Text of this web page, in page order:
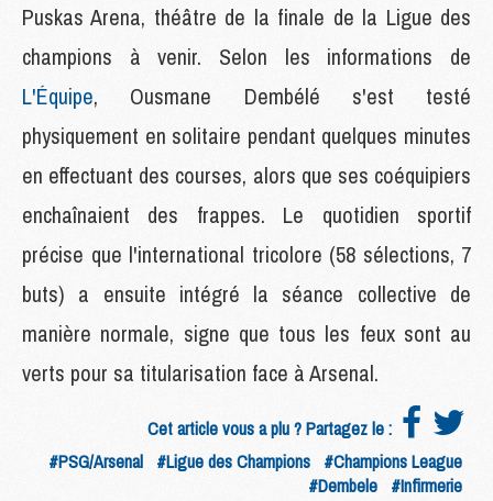
Puskas Arena, théâtre de la finale de la Ligue des
champions à venir. Selon les informations de
L'Équipe, Ousmane Dembélé s'est testé
physiquement en solitaire pendant quelques minutes
en effectuant des courses, alors que ses coéquipiers
enchaînaient des frappes. Le quotidien sportif
précise que l'international tricolore (58 sélections, 7
buts) a ensuite intégré la séance collective de
manière normale, signe que tous les feux sont au
verts pour sa titularisation face à Arsenal.
Cet article vous a plu ? Partagez le :
#PSG/Arsenal #Ligue des Champions #Champions League
#Dembele #Infirmerie